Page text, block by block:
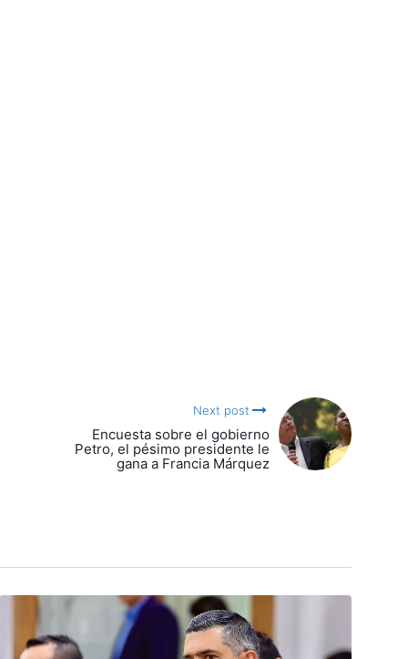
Next post
Encuesta sobre el gobierno
Petro, el pésimo presidente le
gana a Francia Márquez